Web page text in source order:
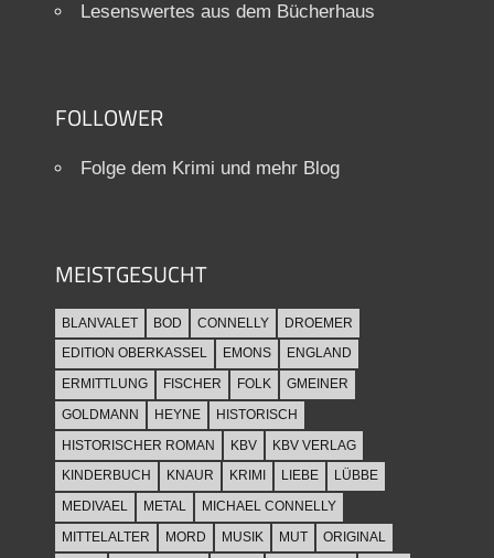
Lesenswertes aus dem Bücherhaus
FOLLOWER
Folge dem Krimi und mehr Blog
MEISTGESUCHT
BLANVALET BOD CONNELLY
DROEMER
EDITION OBERKASSEL
EMONS
ENGLAND
ERMITTLUNG
FISCHER FOLK
GMEINER
GOLDMANN
HEYNE
HISTORISCH
HISTORISCHER ROMAN
KBV
KBV VERLAG
KINDERBUCH
KNAUR KRIMI LIEBE
LÜBBE
MEDIVAEL
METAL
MICHAEL CONNELLY
MITTELALTER
MORD MUSIK MUT ORIGINAL